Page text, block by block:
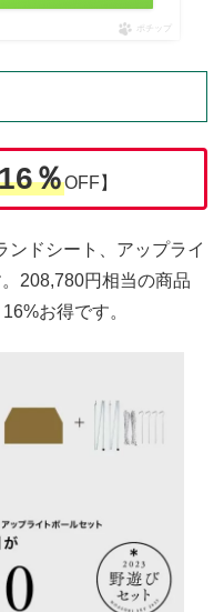
ポチップ
％OFF】
ンドシート、アップライ
208,780円相当の商品
お得です。